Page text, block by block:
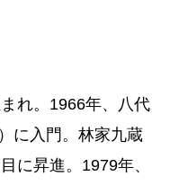
れ。1966年、八代
に入門。林家九蔵
に昇進。1979年、